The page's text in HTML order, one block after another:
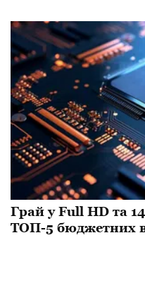
Грай у Full HD та
ТОП-5 бюджетних